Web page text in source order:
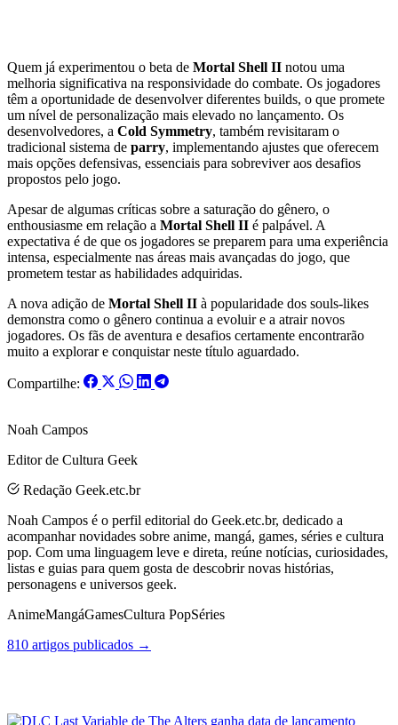
Quem já experimentou o beta de Mortal Shell II notou uma
melhoria significativa na responsividade do combate. Os jogadores
têm a oportunidade de desenvolver diferentes builds, o que promete
um nível de personalização mais elevado no lançamento. Os
desenvolvedores, a Cold Symmetry, também revisitaram o
tradicional sistema de parry, implementando ajustes que oferecem
mais opções defensivas, essenciais para sobreviver aos desafios
propostos pelo jogo.
Apesar de algumas críticas sobre a saturação do gênero, o
enthousiasme em relação a Mortal Shell II é palpável. A
expectativa é de que os jogadores se preparem para uma experiência
intensa, especialmente nas áreas mais avançadas do jogo, que
prometem testar as habilidades adquiridas.
A nova adição de Mortal Shell II à popularidade dos souls-likes
demonstra como o gênero continua a evoluir e a atrair novos
jogadores. Os fãs de aventura e desafios certamente encontrarão
muito a explorar e conquistar neste título aguardado.
Compartilhe:
Noah Campos
Editor de Cultura Geek
Redação Geek.etc.br
Noah Campos é o perfil editorial do Geek.etc.br, dedicado a
acompanhar novidades sobre anime, mangá, games, séries e cultura
pop. Com uma linguagem leve e direta, reúne notícias, curiosidades,
listas e guias para quem gosta de descobrir novas histórias,
personagens e universos geek.
AnimeMangáGamesCultura PopSéries
810 artigos publicados →